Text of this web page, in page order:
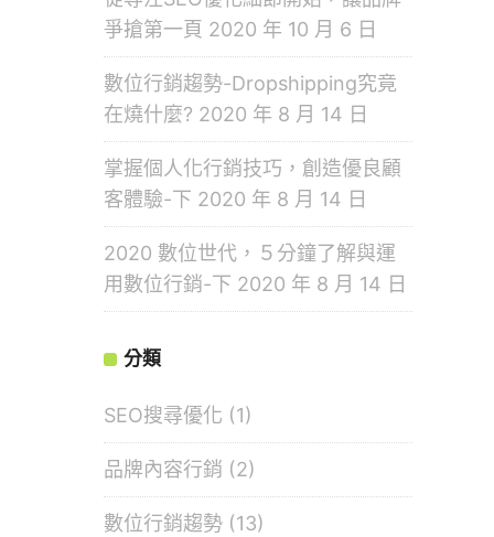
爭搶第一頁 2020 年 10 月 6 日
數位行銷趨勢-Dropshipping究竟
在燒什麼? 2020 年 8 月 14 日
掌握個人化行銷技巧，創造優良顧
客體驗-下 2020 年 8 月 14 日
2020 數位世代，５分鐘了解與運
用數位行銷-下 2020 年 8 月 14 日
分類
SEO搜尋優化 (1)
品牌內容行銷 (2)
數位行銷趨勢 (13)